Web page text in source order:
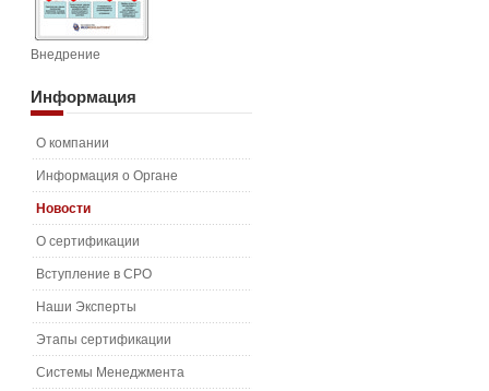
Внедрение
Информация
О компании
Информация о Органе
Новости
О сертификации
Вступление в СРО
Наши Эксперты
Этапы сертификации
Системы Менеджмента